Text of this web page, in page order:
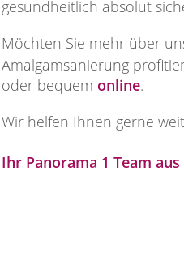
gesundheitlich absolut
Möchten Sie mehr über
Amalgamsanierung
oder bequem online.
Wir helfen Ihnen gerne
Ihr Panorama 1 Team